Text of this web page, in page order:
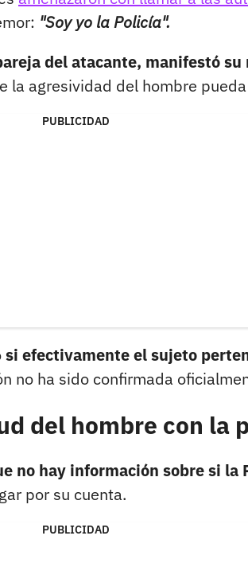
"Soy yo la Policía".
del atacante, manifestó
la agresividad del hombre
PUBLICIDAD
si efectivamente el sujeto
no ha sido confirmada
del hombre con la
no hay información sobre si
por su cuenta.
PUBLICIDAD